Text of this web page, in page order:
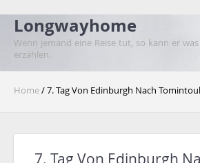
Longwayhome
Wenn jemand eine Reise tut, so kann er was
erzählen.
Home/ 7. Tag Von Edinburgh Nach Tomintoul
7. Tag Von Edinburgh